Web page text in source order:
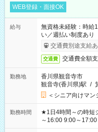
WEB登録・面接OK
給与
無資格未経験：時
い／週払い制度あり
完了次第のお支払い
交通費別途支給あ
交通費 交通費全額
勤務地
香川県観音寺市
観音寺(香川県)駅 /
＜シニア向けマン
勤務時間
★1日4時間～の時短シフトOK ★スタート
～16:00 9:00～17:00
の場合、他のお仕事